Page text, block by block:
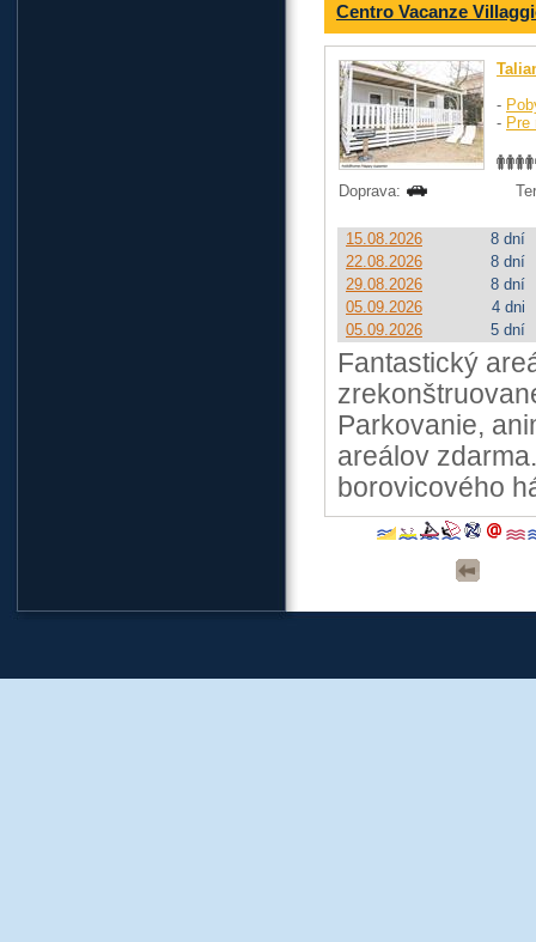
Centro Vacanze
-
- Pre
Doprava:
15.08.2026
8 dní
22.08.2026
8 dní
29.08.2026
8 dní
05.09.2026
4 dni
05.09.2026
5 dní
Fantastický
Parkovanie,
areálov
borovicového